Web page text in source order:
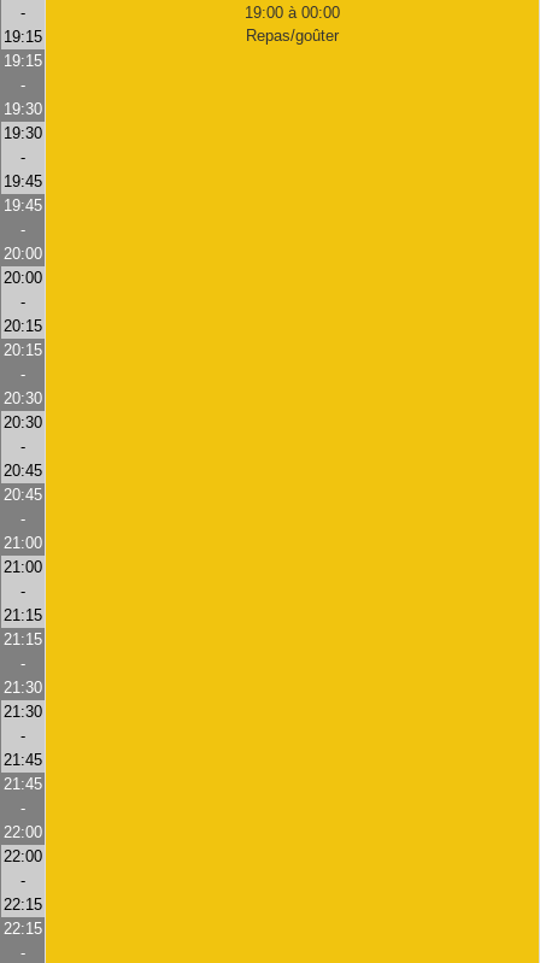
-
19:15
19:00 à 00:00
Repas/goûter
19:15
-
19:30
19:30
-
19:45
19:45
-
20:00
20:00
-
20:15
20:15
-
20:30
20:30
-
20:45
20:45
-
21:00
21:00
-
21:15
21:15
-
21:30
21:30
-
21:45
21:45
-
22:00
22:00
-
22:15
22:15
-